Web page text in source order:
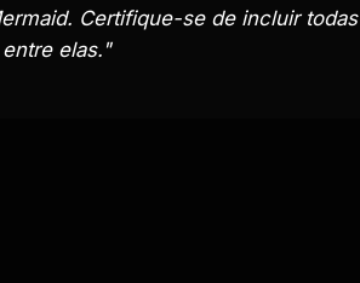
Certifique-se de incluir todas
elas."